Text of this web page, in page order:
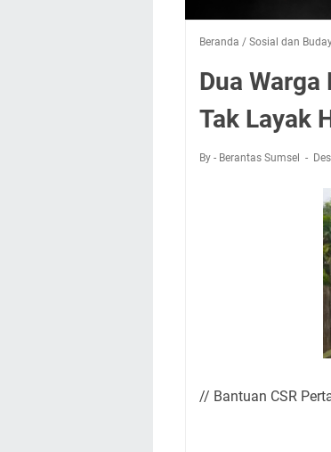
Beranda / Sosial dan
Dua
Tak Layak
By - Berantas Sumsel
// Bantuan CSR